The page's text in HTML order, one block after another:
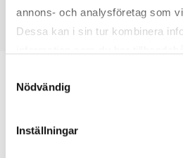
annons- och analysföretag som
Dessa kan i sin tur kombinera
Nödvändig
Inställningar